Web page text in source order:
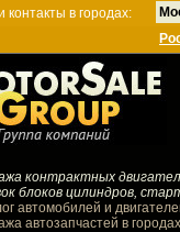
контакты в городах:
контрактных
блоков цилиндров,
автомобилей и
автозапчастей в